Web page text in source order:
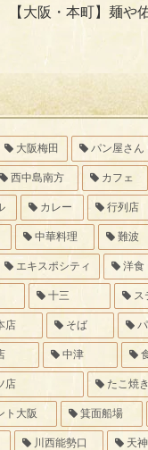
【大阪・本町】麺や
大阪梅田 パン屋さん
西中島南方 カフェ
カレー 行列店
中華料理 難波
エキスポシティ 洋食
十三 ス
店 そば
中津
店 たこ焼き
ト大阪 箕面船場
川西能勢口 天